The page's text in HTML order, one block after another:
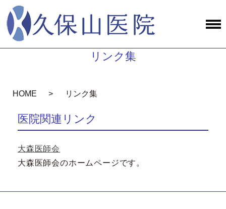
リンク集
HOME リンク集
医院関連リンク
大森医師会
大森医師会のホームページです。